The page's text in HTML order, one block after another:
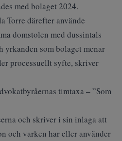
med bolaget 2024.
Torre därefter använde
domstolen med dussintals
yrkanden som bolaget menar
processuellt syfte, skriver
timtaxa – ”Som
och skriver i sin inlaga att
och varken har eller använder